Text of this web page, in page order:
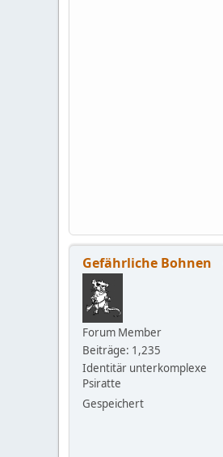
Gefährliche Bohnen
Forum Member
Beiträge: 1,235
Identitär unterkomplexe
Psiratte
Gespeichert